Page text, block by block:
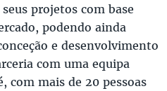
projetos com base
podendo ainda
e desenvolvimento
com uma equipa
com mais de 20 pessoas